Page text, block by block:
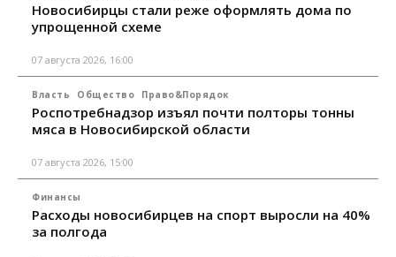
Новосибирцы стали реже оформлять дома по
упрощенной схеме
07 августа 2026, 16:00
Власть Общество Право&Порядок
Роспотребнадзор изъял почти полторы тонны
мяса в Новосибирской области
07 августа 2026, 15:00
Финансы
Расходы новосибирцев на спорт выросли на 40%
за полгода